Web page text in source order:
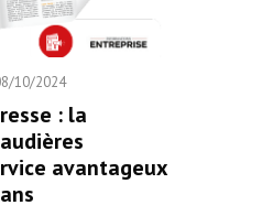
10/2024
: la
avantageux